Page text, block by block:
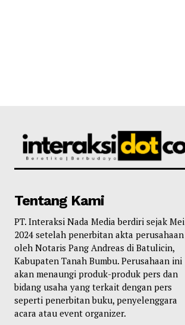
Tentang Kami
PT. Interaksi Nada Media berdiri sejak Mei
2024 setelah penerbitan akta perusahaan
oleh Notaris Pang Andreas di Batulicin,
Kabupaten Tanah Bumbu. Perusahaan ini
akan menaungi produk-produk pers dan
bidang usaha yang terkait dengan pers
seperti penerbitan buku, penyelenggara
acara atau event organizer.